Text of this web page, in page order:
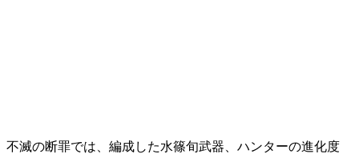
不滅の断罪では、編成した水篠旬武器、ハンターの進化度